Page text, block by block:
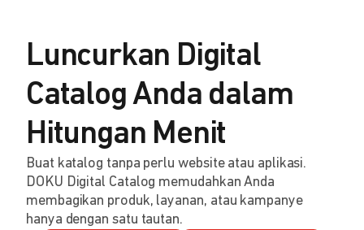
Luncurkan Digital
Catalog Anda dalam
Hitungan Menit
Buat katalog tanpa perlu website atau aplikasi.
DOKU Digital Catalog memudahkan Anda
membagikan produk, layanan, atau kampanye
hanya dengan satu tautan.